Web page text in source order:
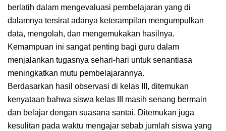
berlatih dalam mengevaluasi pembelajaran yang di
dalamnya tersirat adanya keterampilan mengumpulkan
data, mengolah, dan mengemukakan hasilnya.
Kemampuan ini sangat penting bagi guru dalam
menjalankan tugasnya sehari-hari untuk senantiasa
meningkatkan mutu pembelajarannya.
Berdasarkan hasil observasi di kelas III, ditemukan
kenyataan bahwa siswa kelas III masih senang bermain
dan belajar dengan suasana santai. Ditemukan juga
kesulitan pada waktu mengajar sebab jumlah siswa yang